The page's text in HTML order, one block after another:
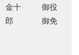
金十
郎
御役
御免